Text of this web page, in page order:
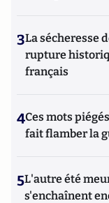
3La sécheresse
rupture
français
4Ces mots
fait flamber la
5L'autre été
s'enchaînent